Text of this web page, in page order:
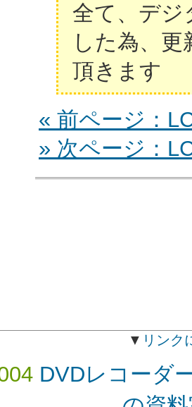
全て、デジ
した為、
頂きます
« 前ページ：
» 次ページ：
▼ リンク
DVDレコーダ